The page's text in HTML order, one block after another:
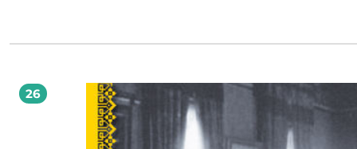
26